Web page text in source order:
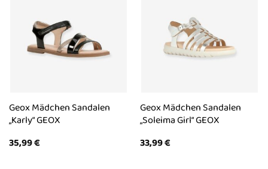
Geox Mädchen Sandalen
„Karly“ GEOX
35,99€
Geox Mädchen Sandalen
„Soleima Girl“ GEOX
33,99€